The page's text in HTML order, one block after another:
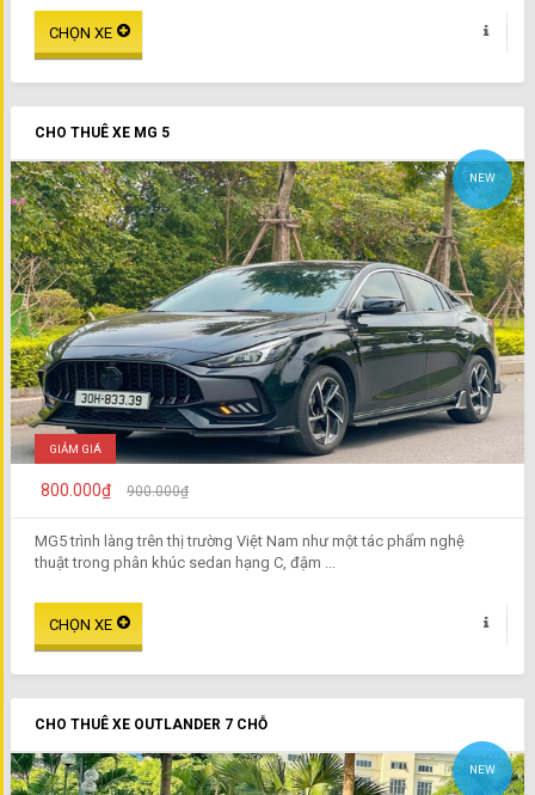
CHO THUÊ XE MG 5
NEW
GIẢM GIÁ
800.000₫ 900.000₫
MG5 trình làng trên thị trường Việt Nam như một tác phẩm nghệ
thuật trong phân khúc sedan hạng C, đậm ...
CHO THUÊ XE OUTLANDER 7 CHỖ
NEW